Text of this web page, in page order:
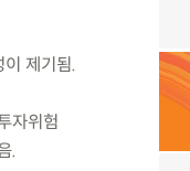
제기됨.
자위험
.